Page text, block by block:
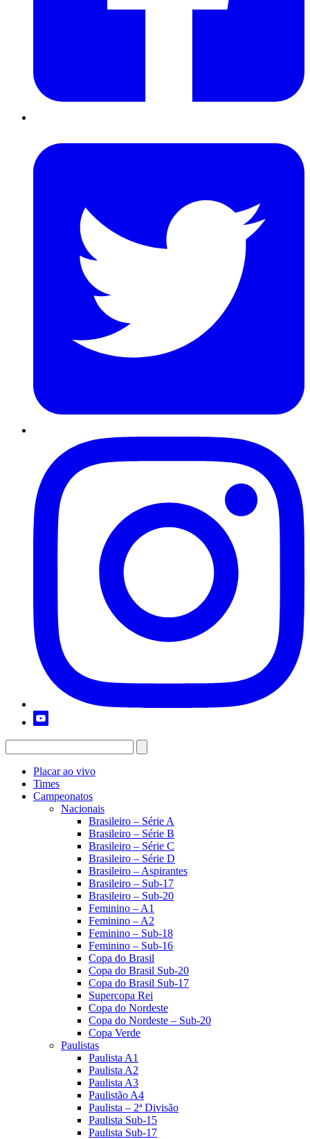
Placar ao vivo
Times
Campeonatos
Nacionais
Brasileiro – Série A
Brasileiro – Série B
Brasileiro – Série C
Brasileiro – Série D
Brasileiro – Aspirantes
Brasileiro – Sub-17
Brasileiro – Sub-20
Feminino – A1
Feminino – A2
Feminino – Sub-18
Feminino – Sub-16
Copa do Brasil
Copa do Brasil Sub-20
Copa do Brasil Sub-17
Supercopa Rei
Copa do Nordeste
Copa do Nordeste – Sub-20
Copa Verde
Paulistas
Paulista A1
Paulista A2
Paulista A3
Paulistão A4
Paulista – 2ª Divisão
Paulista Sub-15
Paulista Sub-17